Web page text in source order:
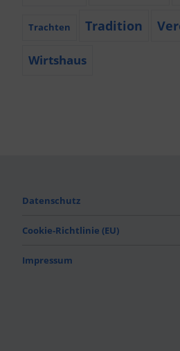
Trachten Tradition
Wirtshaus
Datenschutz
Cookie-Richtlinie (EU)
Impressum